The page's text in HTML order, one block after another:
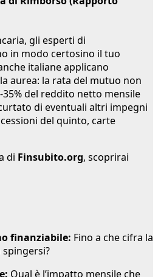
gli esperti di
in modo certosino il tuo
italiane applicano
aurea: la rata del mutuo non
del reddito netto mensile
di eventuali altri impegni
del quinto, carte
di Finsubito.org, scoprirai
finanziabile: Fino a che cifra la
spingersi?
Qual è l’impatto mensile che